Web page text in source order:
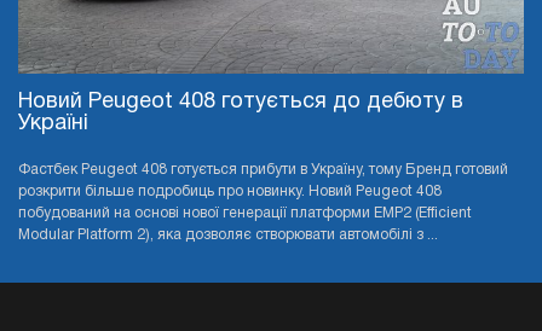
Новий Peugeot 408 готується до дебюту в
Україні
Фастбек Peugeot 408 готується прибути в Україну, тому Бренд готовий
розкрити більше подробиць про новинку. Новий Peugeot 408
побудований на основі нової генерації платформи EMP2 (Efficient
Modular Platform 2), яка дозволяє створювати автомобілі з ...